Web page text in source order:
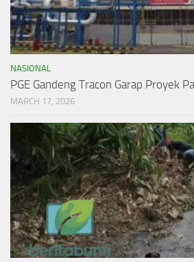
NASIONAL
PGE Gandeng Tracon Garap Proyek
MARCH 17, 2026